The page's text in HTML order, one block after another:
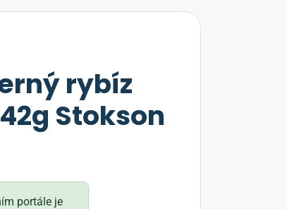
rybíz
Stokson
portále je